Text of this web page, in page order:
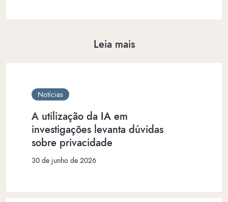
Leia mais
Notícias
A utilização da IA em
investigações levanta dúvidas
sobre privacidade
30 de junho de 2026